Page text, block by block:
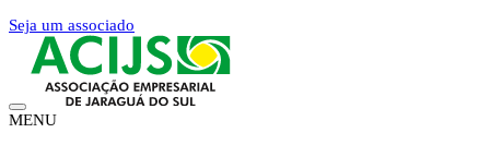
Seja um associado
MENU